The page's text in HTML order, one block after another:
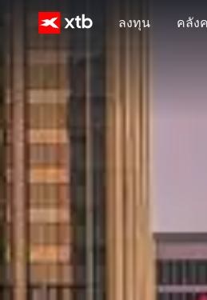
ลงทุน คลัง